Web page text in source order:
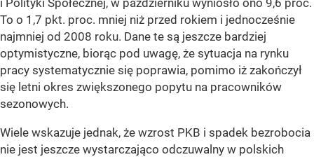
To o 1,7 pkt. proc. mniej niż przed rokiem i jednocześnie
najmniej od 2008 roku. Dane te są jeszcze bardziej
optymistyczne, biorąc pod uwagę, że sytuacja na rynku
pracy systematycznie się poprawia, pomimo iż zakończył
się letni okres zwiększonego popytu na pracowników
sezonowych.
Wiele wskazuje jednak, że wzrost PKB i spadek bezrobocia
nie jest jeszcze wystarczająco odczuwalny w polskich